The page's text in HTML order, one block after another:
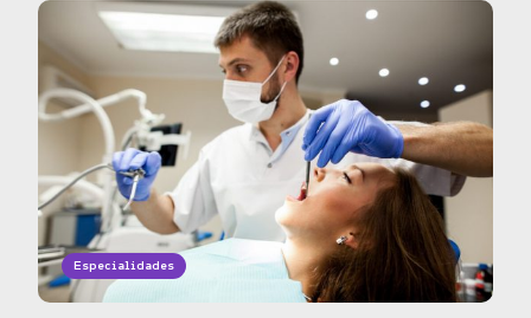
Especialidades